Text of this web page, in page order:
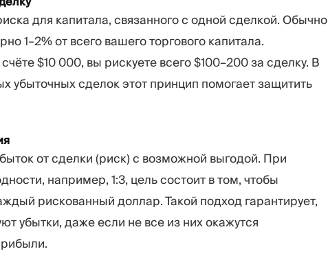
для капитала, связанного с одной сделкой. Обычно
1–2% от всего вашего торгового капитала.
$10 000, вы рискуете всего $100–200 за сделку. В
убыточных сделок этот принцип помогает защитить
от сделки (риск) с возможной выгодой. При
например, 1:3, цель состоит в том, чтобы
рискованный доллар. Такой подход гарантирует,
убытки, даже если не все из них окажутся